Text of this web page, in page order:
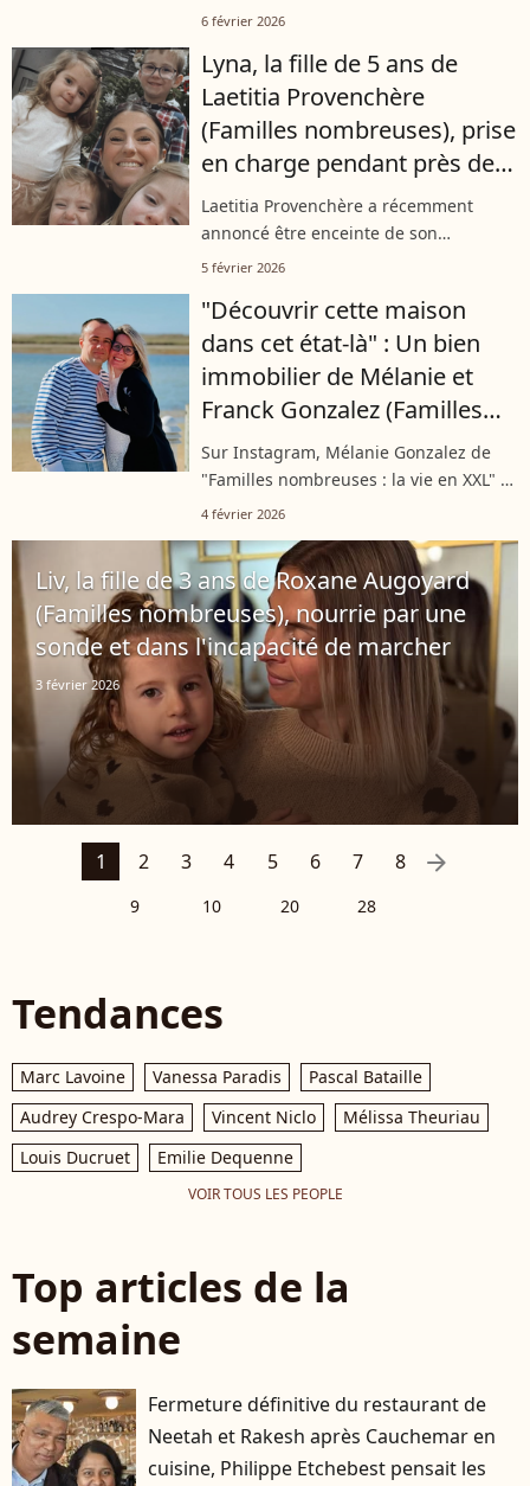
surpris ses abonnés en révélant une
seulement trois semaines, ils ont...
6 février 2026
Lyna, la fille de 5 ans de
Laetitia Provenchère
(Familles nombreuses), prise
en charge pendant près de
6h après "un loupé"
Laetitia Provenchère a récemment
annoncé être enceinte de son
cinquième bébé. Et dernièrement, elle
mais pour bien des raisons éloignées
de sa...
5 février 2026
"Découvrir cette maison
dans cet état-là" : Un bien
immobilier de Mélanie et
Franck Gonzalez (Familles
nombreuses) dégradé par
des locataires
Sur Instagram, Mélanie Gonzalez de
"Familles nombreuses : la vie en XXL" a
raconté comment l’un de leur projet
totalement saccagé par l’un de...
4 février 2026
Liv, la fille de 3 ans de Roxane Augoyard
(Familles nombreuses), nourrie par une
sonde et dans l'incapacité de marcher
3 février 2026
1 2 3 4 5 6 7 8
9 10 20 28
arrow_right
Tendances
Marc Lavoine Vanessa Paradis
Pascal Bataille
Audrey Crespo-Mara
Vincent Niclo
Mélissa Theuriau
Louis Ducruet
Emilie Dequenne
VOIR TOUS LES PEOPLE
Top articles de la
semaine
Fermeture définitive du restaurant de
Neetah et Rakesh après Cauchemar en
cuisine, Philippe Etchebest pensait les